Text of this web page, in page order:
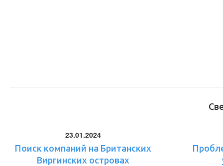
23.01.2024
Поиск компаний на Британских
Виргинских островах